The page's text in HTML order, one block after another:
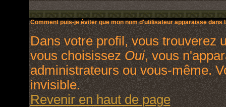
Comment puis-je éviter que mon nom d'utilisateur apparaisse dans
Dans votre profil, vous trouverez
vous choisissezOui, vous
administrateurs ou vous-même.
invisible.
Revenir en haut de page